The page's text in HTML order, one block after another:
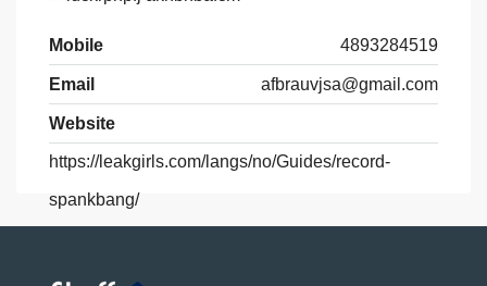
Mobile 4893284519
Email afbrauvjsa@gmail.com
Website
https://leakgirls.com/langs/no/Guides/record-
spankbang/